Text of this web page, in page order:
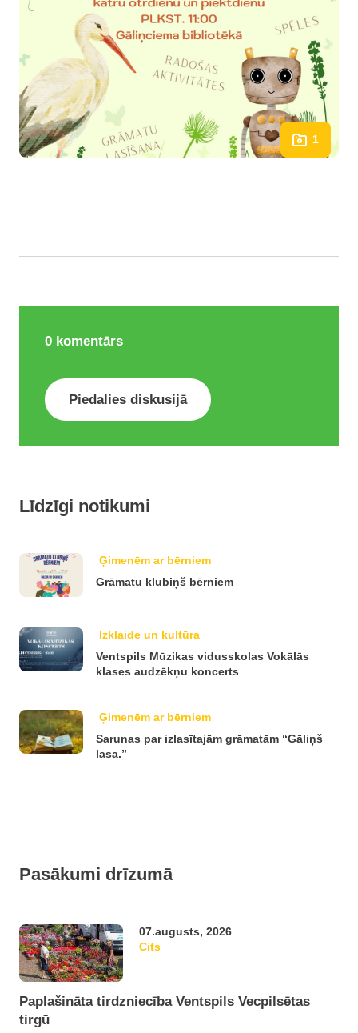
1
0 komentārs
Piedalies diskusijā
Līdzīgi notikumi
Ģimenēm ar bērniem
Grāmatu klubiņš bērniem
Izklaide un kultūra
Ventspils Mūzikas vidusskolas Vokālās
klases audzēkņu koncerts
Ģimenēm ar bērniem
Sarunas par izlasītajām grāmatām “Gāliņš
lasa.”
Pasākumi drīzumā
07.augusts, 2026
Cits
Paplašināta tirdzniecība Ventspils Vecpilsētas
tirgū